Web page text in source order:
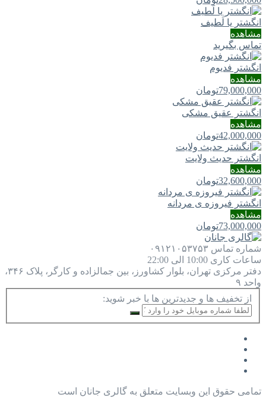
انگشتر یا لَطيف
مشاهده
تماس بگیرید
انگشتر فدیوم
مشاهده
79,000,000تومان
انگشتر عقیق مشکی
مشاهده
42,000,000تومان
انگشتر حدیث ولایت
مشاهده
32,600,000تومان
انگشتر فیروزه ی مردانه
مشاهده
73,000,000تومان
شماره تماس ۰۹۱۲۱۰۵۳۷۵۳
ساعات کاری 10:00 الی 22:00
دفتر مرکزی
تهران، بلوار کشاورز، بین جمالزاده و کارگر، پلاک ۳۴۶،
واحد ۹
از تخفیف ها و جدیدترین ها با خبر شوید:
تمامی حقوق این وبسایت متعلق به گالری جانان است